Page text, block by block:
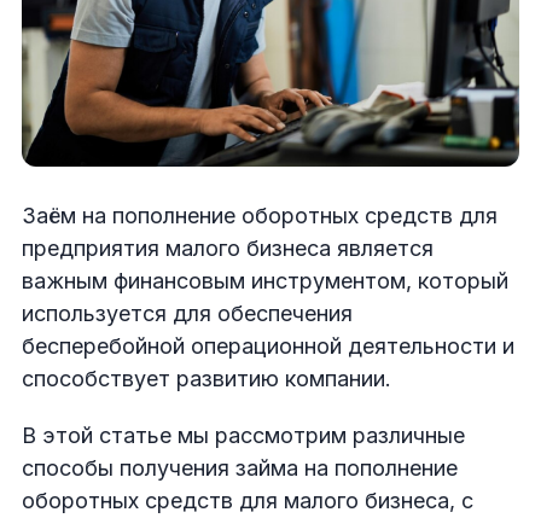
Заём на пополнение оборотных средств для
предприятия малого бизнеса является
важным финансовым инструментом, который
используется для обеспечения
бесперебойной операционной деятельности и
способствует развитию компании.
В этой статье мы рассмотрим различные
способы получения займа на пополнение
оборотных средств для малого бизнеса, с